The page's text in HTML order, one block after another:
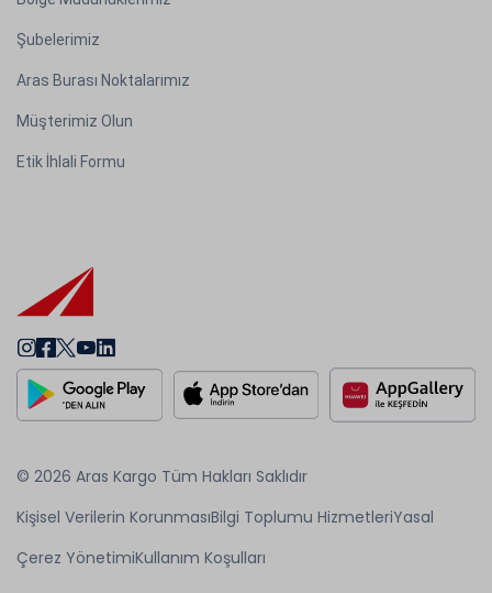
Şubelerimiz
Aras Burası Noktalarımız
Müşterimiz Olun
Etik İhlali Formu
© 2026 Aras Kargo Tüm Hakları Saklıdır
Kişisel Verilerin KorunmasıBilgi Toplumu HizmetleriYasal
Çerez YönetimiKullanım Koşulları